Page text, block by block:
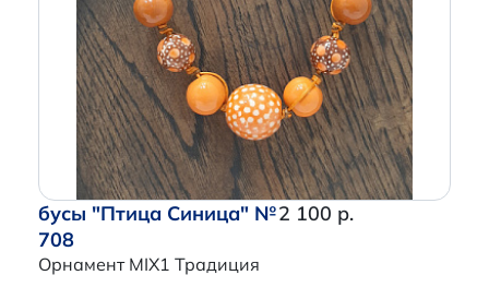
бусы "Птица Синица" №
708
Орнамент MIX1 Традиция
2 100 р.